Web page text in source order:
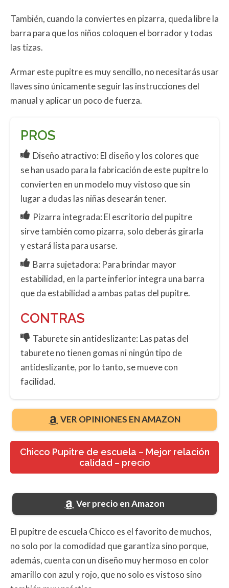
También, cuando la conviertes en pizarra, queda libre la
barra para que los niños coloquen el borrador y todas
las tizas.
Armar este pupitre es muy sencillo, no necesitarás usar
llaves sino únicamente seguir las instrucciones del
manual y aplicar un poco de fuerza.
PROS
Diseño atractivo: El diseño y los colores que
se han usado para la fabricación de este pupitre lo
convierten en un modelo muy vistoso que sin
lugar a dudas las niñas desearán tener.
Pizarra integrada: El escritorio del pupitre
sirve también como pizarra, solo deberás girarla
y estará lista para usarse.
Barra sujetadora: Para brindar mayor
estabilidad, en la parte inferior integra una barra
que da estabilidad a ambas patas del pupitre.
CONTRAS
Taburete sin antideslizante: Las patas del
taburete no tienen gomas ni ningún tipo de
antideslizante, por lo tanto, se mueve con
facilidad.
VER OPINIONES EN AMAZON
Chicco Pupitre de escuela – Mejor relación
calidad – precio
Ver precio en Amazon
El pupitre de escuela Chicco es el favorito de muchos,
no solo por la comodidad que garantiza sino porque,
además, cuenta con un diseño muy hermoso en color
amarillo con azul y rojo, que no solo es vistoso sino